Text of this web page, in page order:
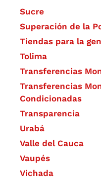
Sucre
Superación de la
Tiendas para la
Tolima
Transferencias
Transferencias
Condicionadas
Transparencia
Urabá
Valle del Cauca
Vaupés
Vichada